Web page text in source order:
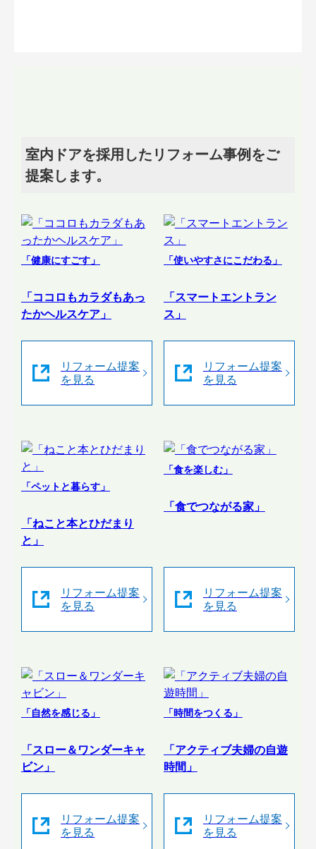
室内ドアを採用したリフォーム事例をご
提案します。
「健康にすごす」
「ココロもカラダもあっ
たかヘルスケア」
リフォーム提案
を見る
「使いやすさにこだわる」
「スマートエントラン
ス」
リフォーム提案
を見る
「ペットと暮らす」
「ねこと本とひだまり
と」
リフォーム提案
を見る
「食を楽しむ」
「食でつながる家」
リフォーム提案
を見る
「自然を感じる」
「スロー＆ワンダーキャ
ビン」
リフォーム提案
を見る
「時間をつくる」
「アクティブ夫婦の自遊
時間」
リフォーム提案
を見る